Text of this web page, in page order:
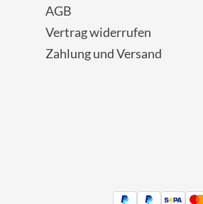
AGB
Vertrag widerrufen
Zahlung und Versand